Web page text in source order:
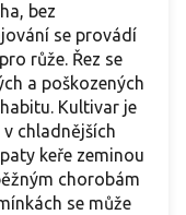
bez
se provádí
růže. Řez se
a poškozených
Kultivar je
chladnějších
keře zeminou
chorobám
se může